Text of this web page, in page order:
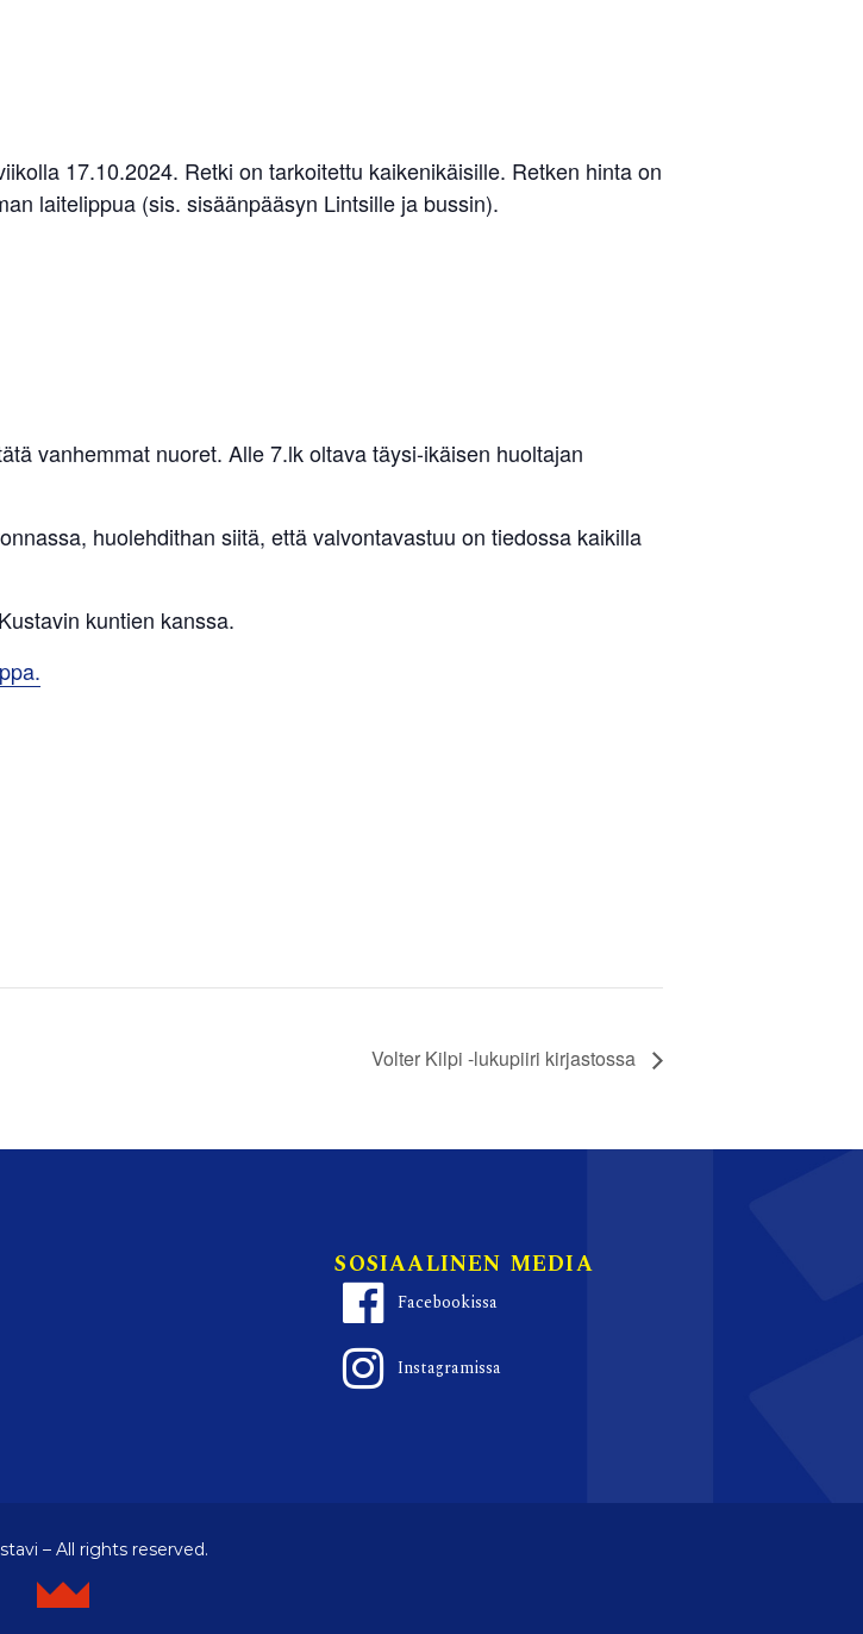
17.10.2024. Retki on tarkoitettu kaikenikäisille. Retken hinta on
laitelippua (sis. sisäänpääsyn Lintsille ja bussin).
vanhemmat nuoret. Alle 7.lk oltava täysi-ikäisen huoltajan
huolehdithan siitä, että valvontavastuu on tiedossa kaikilla
kuntien kanssa.
Volter Kilpi -lukupiiri kirjastossa
SOSIAALINEN MEDIA
Facebookissa
Instagramissa
– All rights reserved.